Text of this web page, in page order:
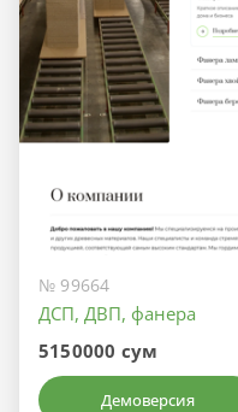
№ 99664
ДСП, ДВП, фанера
5150000 сум
Демоверсия